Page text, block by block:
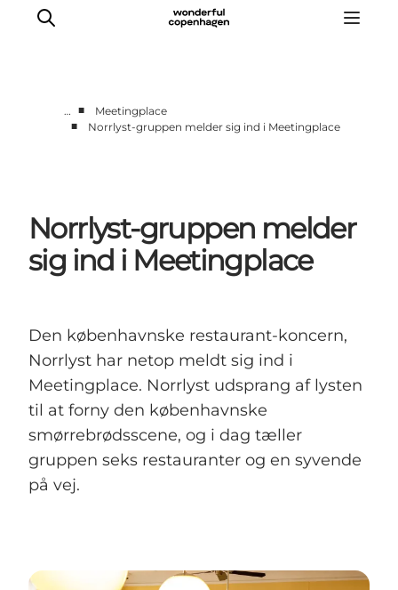
Om Wonderful Copenhagen
… ■
Meetingplace
■
Norrlyst-gruppen melder sig ind i Meetingplace
Norrlyst-gruppen melder
sig ind i Meetingplace
Den københavnske restaurant-koncern,
Norrlyst har netop meldt sig ind i
Meetingplace. Norrlyst udsprang af lysten
til at forny den københavnske
smørrebrødsscene, og i dag tæller
gruppen seks restauranter og en syvende
på vej.